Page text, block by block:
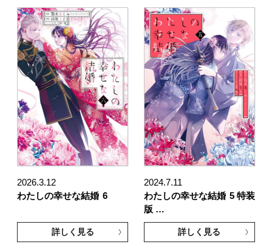
2026.3.12
わたしの幸せな結婚 6
詳しく見る
2024.7.11
わたしの幸せな結婚 5 特装
版 …
詳しく見る